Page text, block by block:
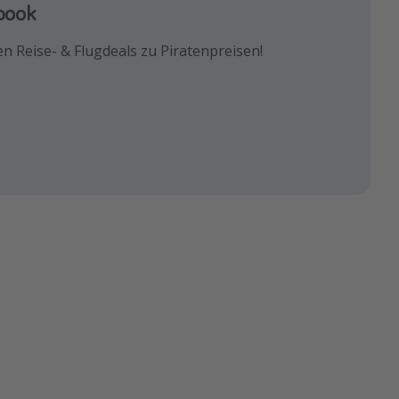
Reise- & Flugdeals zu Piratenpreisen!
die besten Reisehacks!